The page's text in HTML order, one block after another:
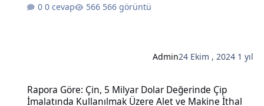
0 cevap 566 görüntü
Admin24 Ekim , 2024 1 yıl
Rapora Göre: Çin, 5 Milyar Dolar Değerinde Çip
İmalatında Kullanılmak Üzere Alet ve Makine İthal